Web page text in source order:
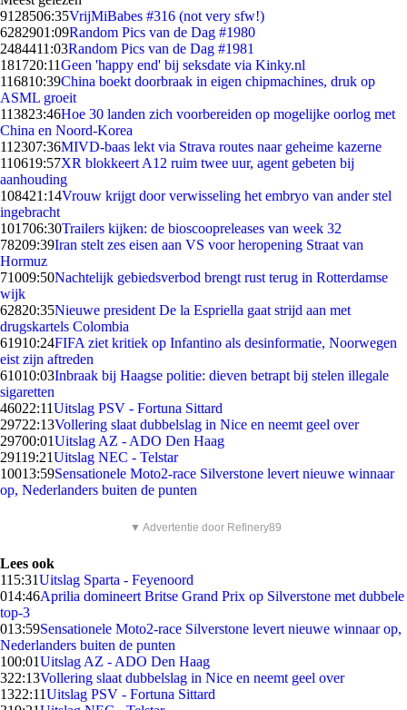
9128506:35VrijMiBabes #316 (not very sfw!)
6282901:09Random Pics van de Dag #1980
2484411:03Random Pics van de Dag #1981
181720:11Geen 'happy end' bij seksdate via Kinky.nl
116810:39China boekt doorbraak in eigen chipmachines, druk op
ASML groeit
113823:46Hoe 30 landen zich voorbereiden op mogelijke oorlog met
China en Noord-Korea
112307:36MIVD-baas lekt via Strava routes naar geheime kazerne
110619:57XR blokkeert A12 ruim twee uur, agent gebeten bij
aanhouding
108421:14Vrouw krijgt door verwisseling het embryo van ander stel
ingebracht
101706:30Trailers kijken: de bioscoopreleases van week 32
78209:39Iran stelt zes eisen aan VS voor heropening Straat van
Hormuz
71009:50Nachtelijk gebiedsverbod brengt rust terug in Rotterdamse
wijk
62820:35Nieuwe president De la Espriella gaat strijd aan met
drugskartels Colombia
61910:24FIFA ziet kritiek op Infantino als desinformatie, Noorwegen
eist zijn aftreden
61010:03Inbraak bij Haagse politie: dieven betrapt bij stelen illegale
sigaretten
46022:11Uitslag PSV - Fortuna Sittard
29722:13Vollering slaat dubbelslag in Nice en neemt geel over
29700:01Uitslag AZ - ADO Den Haag
29119:21Uitslag NEC - Telstar
10013:59Sensationele Moto2-race Silverstone levert nieuwe winnaar
op, Nederlanders buiten de punten
▼ Advertentie door Refinery89
Lees ook
115:31Uitslag Sparta - Feyenoord
014:46Aprilia domineert Britse Grand Prix op Silverstone met dubbele
top-3
013:59Sensationele Moto2-race Silverstone levert nieuwe winnaar op,
Nederlanders buiten de punten
100:01Uitslag AZ - ADO Den Haag
322:13Vollering slaat dubbelslag in Nice en neemt geel over
1322:11Uitslag PSV - Fortuna Sittard